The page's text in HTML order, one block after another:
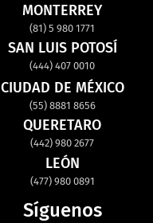
MONTERREY
(81) 5 980 1771
SAN LUIS POTOSÍ
(444) 407 0010
CIUDAD DE MÉXICO
(55) 8881 8656
QUERETARO
(442) 980 2677
LEÓN
(477) 980 0891
Síguenos